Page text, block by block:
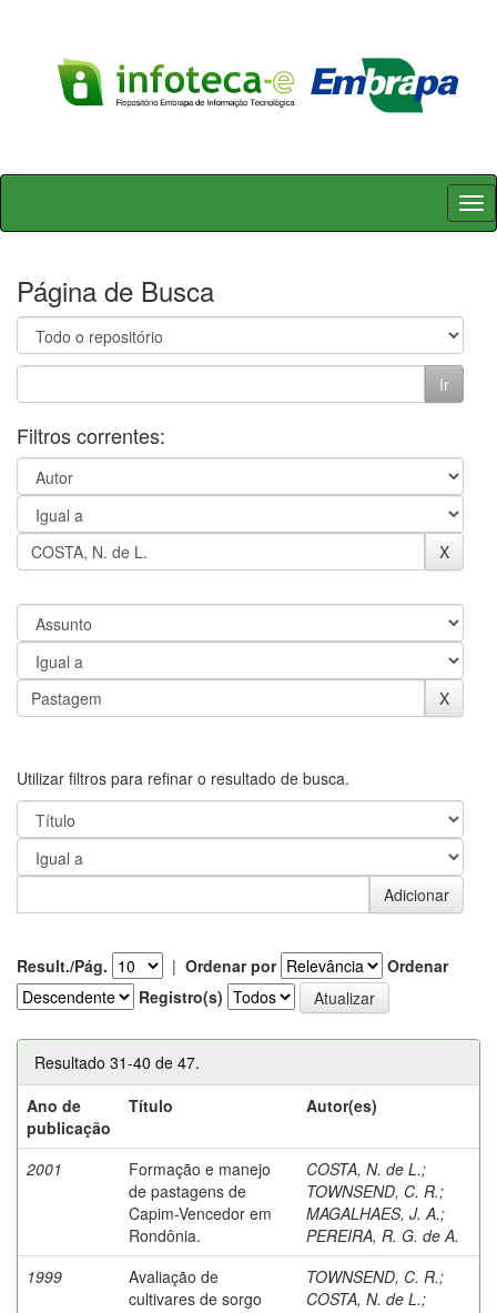
Skip
Página de Busca
Filtros correntes:
Utilizar filtros para refinar o resultado de busca.
Result./Pág. | Ordenar por
Ordenar
Registro(s)
Resultado 31-40 de 47.
Ano de
publicação
Título Autor(es)
2001
Formação e manejo
de pastagens de
Capim-Vencedor em
Rondônia.
COSTA, N. de L.;
TOWNSEND, C. R.;
MAGALHAES, J. A.;
PEREIRA, R. G. de A.
1999
Avaliação de
cultivares de sorgo
TOWNSEND, C. R.;
COSTA, N. de L.;